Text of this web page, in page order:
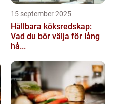
15 september 2025
Hållbara köksredskap:
Vad du bör välja för lång
hå...